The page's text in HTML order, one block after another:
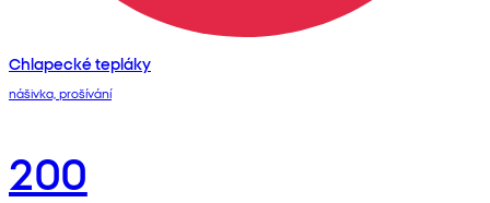
Chlapecké tepláky
nášivka, prošívání
200